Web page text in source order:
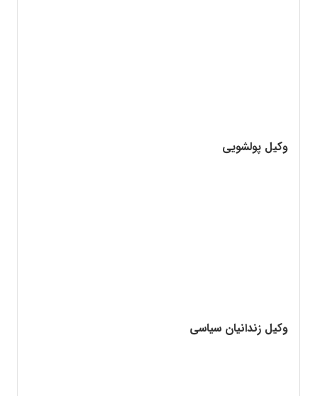
وکیل پولشویی
وکیل زندانیان سیاسی